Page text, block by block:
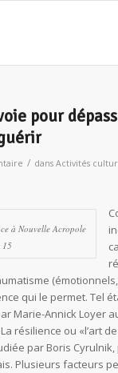
pour
/ dans Activités
à Nouvelle Acropole
15
qui le permet. Tel
Marie-Annick Loyer
résilience ou «l’art
par Boris
Plusieurs facteurs